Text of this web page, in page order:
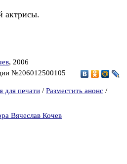
актрисы.
, 2006
№206012500105
для печати / Разместить анонс /
Вячеслав Кочев